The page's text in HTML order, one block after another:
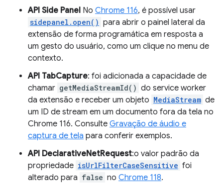
API Side Panel No Chrome 116, é possível usar
sidepanel.open() para abrir o painel lateral da
extensão de forma programática em resposta a
um gesto do usuário, como um clique no menu de
contexto.
API TabCapture: foi adicionada a capacidade de
chamar getMediaStreamId() do service worker
da extensão e receber um objeto MediaStream de
um ID de stream em um documento fora da tela no
Chrome 116. Consulte Gravação de áudio e
captura de tela para conferir exemplos.
API DeclarativeNetRequest:o valor padrão da
propriedade isUrlFilterCaseSensitive foi
alterado para false no Chrome 118.